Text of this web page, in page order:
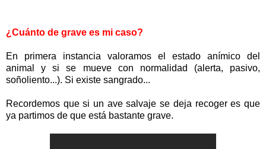
¿Cuánto de grave es mi caso?
En primera instancia valoramos el estado anímico del
animal y si se mueve con normalidad (alerta, pasivo,
soñoliento...). Si existe sangrado...
Recordemos que si un ave salvaje se deja recoger es que
ya partimos de que está bastante grave.